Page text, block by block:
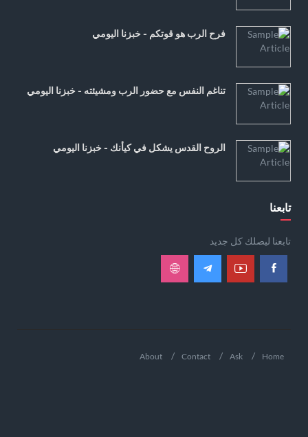
فرح الرب هو قوتكم - خبزنا اليومي
تناغم النفس مع حضور الرب ومشيئته - خبزنا اليومي
الروح القدس يشكل في كيأنك - خبزنا اليومي
تابعنا
تابعنا ليصلك كل جديد
Home
Ask
Contact
About